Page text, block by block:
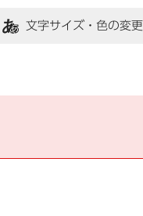
文字サイズ・色の変更